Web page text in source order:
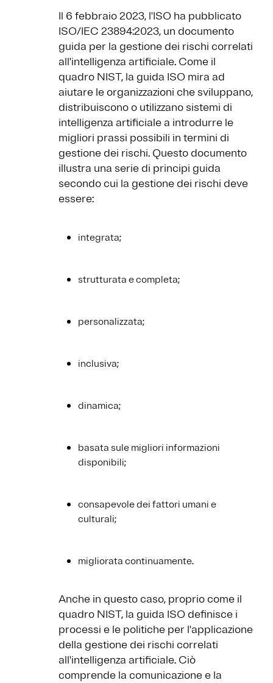
Il 6 febbraio 2023, l'ISO ha pubblicato
ISO/IEC 23894:2023, un documento
guida per la gestione dei rischi correlati
all'intelligenza artificiale. Come il
quadro NIST, la guida ISO mira ad
aiutare le organizzazioni che sviluppano,
distribuiscono o utilizzano sistemi di
intelligenza artificiale a introdurre le
migliori prassi possibili in termini di
gestione dei rischi. Questo documento
illustra una serie di principi guida
secondo cui la gestione dei rischi deve
essere:
integrata;
strutturata e completa;
personalizzata;
inclusiva;
dinamica;
basata sule migliori informazioni
disponibili;
consapevole dei fattori umani e
culturali;
migliorata continuamente.
Anche in questo caso, proprio come il
quadro NIST, la guida ISO definisce i
processi e le politiche per l'applicazione
della gestione dei rischi correlati
all'intelligenza artificiale. Ciò
comprende la comunicazione e la